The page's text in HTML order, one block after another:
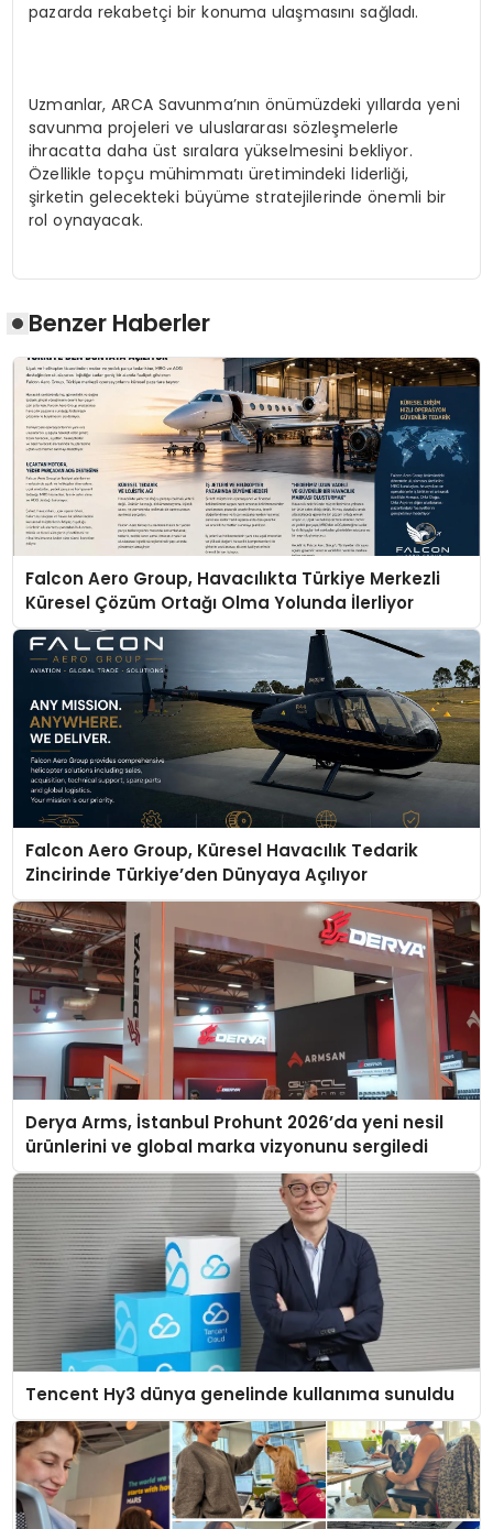
pazarda rekabetçi bir konuma ulaşmasını sağladı.
Uzmanlar, ARCA Savunma’nın önümüzdeki yıllarda yeni
savunma projeleri ve uluslararası sözleşmelerle
ihracatta daha üst sıralara yükselmesini bekliyor.
Özellikle topçu mühimmatı üretimindeki liderliği,
şirketin gelecekteki büyüme stratejilerinde önemli bir
rol oynayacak.
Benzer Haberler
Falcon Aero Group, Havacılıkta Türkiye Merkezli
Küresel Çözüm Ortağı Olma Yolunda İlerliyor
Falcon Aero Group, Küresel Havacılık Tedarik
Zincirinde Türkiye’den Dünyaya Açılıyor
Derya Arms, İstanbul Prohunt 2026’da yeni nesil
ürünlerini ve global marka vizyonunu sergiledi
Tencent Hy3 dünya genelinde kullanıma sunuldu